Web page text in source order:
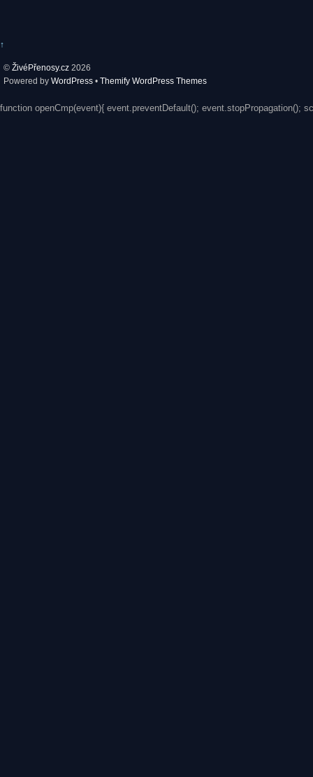
↑
© ŽivéPřenosy.cz 2026
Powered by WordPress • Themify WordPress Themes
function openCmp(event){ event.preventDefault(); event.stopPropagation();